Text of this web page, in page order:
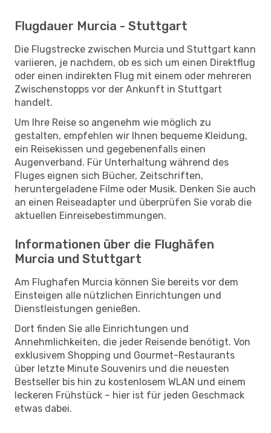
Flugdauer Murcia - Stuttgart
Die Flugstrecke zwischen Murcia und Stuttgart kann
variieren, je nachdem, ob es sich um einen Direktflug
oder einen indirekten Flug mit einem oder mehreren
Zwischenstopps vor der Ankunft in Stuttgart
handelt.
Um Ihre Reise so angenehm wie möglich zu
gestalten, empfehlen wir Ihnen bequeme Kleidung,
ein Reisekissen und gegebenenfalls einen
Augenverband. Für Unterhaltung während des
Fluges eignen sich Bücher, Zeitschriften,
heruntergeladene Filme oder Musik. Denken Sie auch
an einen Reiseadapter und überprüfen Sie vorab die
aktuellen Einreisebestimmungen.
Informationen über die Flughäfen
Murcia und Stuttgart
Am Flughafen Murcia können Sie bereits vor dem
Einsteigen alle nützlichen Einrichtungen und
Dienstleistungen genießen.
Dort finden Sie alle Einrichtungen und
Annehmlichkeiten, die jeder Reisende benötigt. Von
exklusivem Shopping und Gourmet-Restaurants
über letzte Minute Souvenirs und die neuesten
Bestseller bis hin zu kostenlosem WLAN und einem
leckeren Frühstück – hier ist für jeden Geschmack
etwas dabei.